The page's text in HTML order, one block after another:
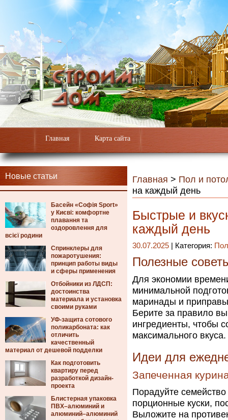
Главная Карта сайта
Новые статьи
Басейн «Софія Sport»
у Києві: комфортне
плавання та
оздоровлення для
всієї родини
Спринклеры для
пожаротушения:
принцип работы виды
и сферы применения
Отбойники из ЛДСП:
достоинства
материала и установка
своими руками
УФ-защита сотового
поликарбоната: как
отличить
качественный
материал от дешевой подделки
Как подготовить
квартиру перед
разработкой дизайн-
проекта
Блистерная упаковка
ПВХ–алюминий и
алюминий–алюминий
Главная > Пол и
на каждый день
Быстрые и
каждый день
30.07.2025 | Категория:
Полезные
Для экономии
минимальной
маринады и
Берите за правило
ингредиенты, чтобы
максимального вкуса.
Идеи для
Запеченная
Порадуйте семейство
порционные куски,
Выложите на